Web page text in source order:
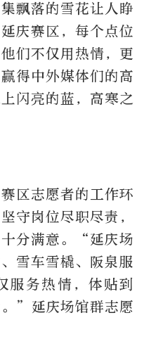
飘落的雪花让人睁
庆赛区，每个点位
们不仅用热情，更
得中外媒体们的高
闪亮的蓝，高寒之
区志愿者的工作环
守岗位尽职尽责，
分满意。“延庆场
雪车雪橇、阪泉服
服务热情，体贴到
”延庆场馆群志愿